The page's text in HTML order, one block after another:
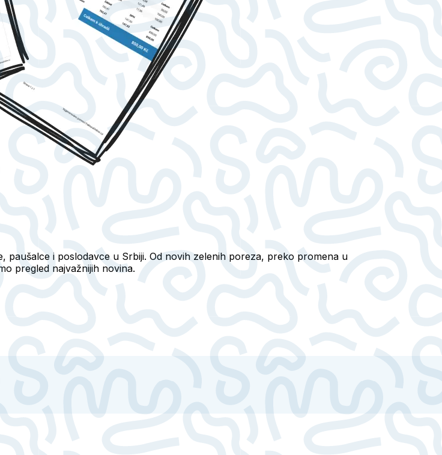
paušalce i poslodavce u Srbiji. Od novih zelenih poreza, preko promena u
pregled najvažnijih novina.